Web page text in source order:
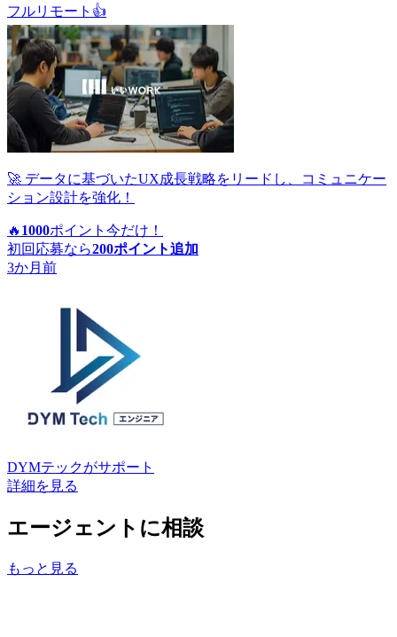
フルリモート 👍
🚀 データに基づいたUX成長戦略をリードし、コミュニケー
ション設計を強化！
🔥 1000ポイント 今だけ！
初回応募なら200ポイント追加
3か月前
DYMテックがサポート
詳細を見る
エージェントに相談
もっと見る